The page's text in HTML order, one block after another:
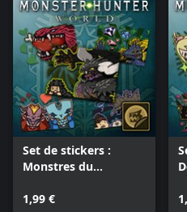
Set de stickers :
Monstres du
1,99 €